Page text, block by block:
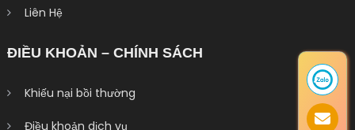
Liên Hệ
ĐIỀU KHOẢN – CHÍNH SÁCH
Khiếu nại bồi thường
Điều khoản dịch vụ